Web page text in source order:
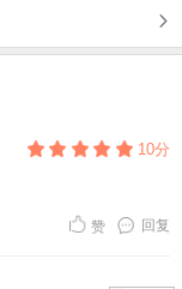
10分
回复
赞